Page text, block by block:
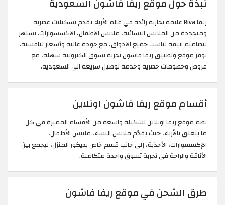
نبذة حول موقع ريفا فاشون السعودية
ريفا Riva علامة تجارية رائدة في عالم الأزياء تقدم تشكيلات عصرية
ومتجددة من الملابس النسائية، ملابس الاطفال، الاكسسوارات. تشتهر
بتصاميم انيقة تناسب جميع الاذواق، مع جودة عالية وأسعار تنافسية.
يوفر موقع وتطبيق ريفا فاشون تجربة تسوق الكترونية سهلة، مع
عروض وخصومات حصرية وخدمة توصيل سريعة الى السعودية.
أقسام موقع ريفا فاشون اونلاين
يضم موقع ريفا اونلاين تشكيلة واسعة من الأقسام المميزة في كل
ما يتعلق بالأزياء، حيث يقدّم ملابس النساء، ملابس الأطفال،
الإكسسوارات، الأحذية، إلى جانب قسم خاص بديكور المنزل، ليجمع بين
الأناقة والراحة في تجربة تسوق واحدة متكاملة.
طرق الشحن في موقع ريفا فاشون